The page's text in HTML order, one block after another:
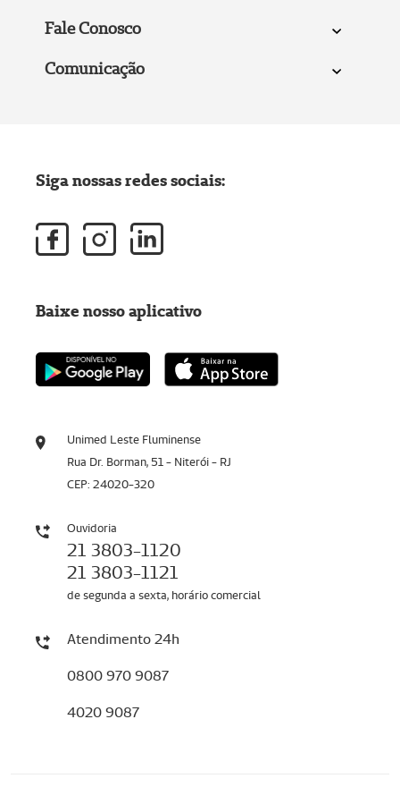
Fale Conosco
Comunicação
Unimed Leste Fluminense
Rua Dr. Borman, 51 - Niterói - RJ
CEP: 24020-320
Ouvidoria
21 3803-1120
21 3803-1121
de segunda a sexta, horário comercial
Atendimento 24h
0800 970 9087
4020 9087
Siga nossas redes sociais:
Baixe nosso aplicativo